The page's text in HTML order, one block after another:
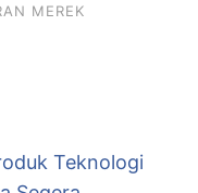
MEREK
Teknologi